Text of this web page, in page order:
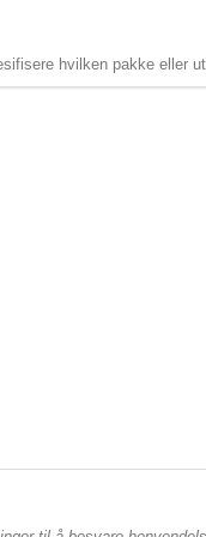
hvilken pakke eller